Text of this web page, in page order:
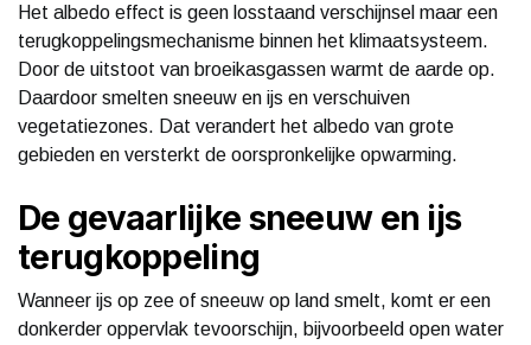
Het albedo effect is geen losstaand verschijnsel maar een
terugkoppelingsmechanisme binnen het klimaatsysteem.
Door de uitstoot van broeikasgassen warmt de aarde op.
Daardoor smelten sneeuw en ijs en verschuiven
vegetatiezones. Dat verandert het albedo van grote
gebieden en versterkt de oorspronkelijke opwarming.
De gevaarlijke sneeuw en ijs
terugkoppeling
Wanneer ijs op zee of sneeuw op land smelt, komt er een
donkerder oppervlak tevoorschijn, bijvoorbeeld open water